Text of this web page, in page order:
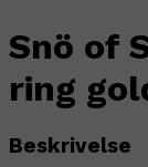
Snö of
ring
Beskrivelse